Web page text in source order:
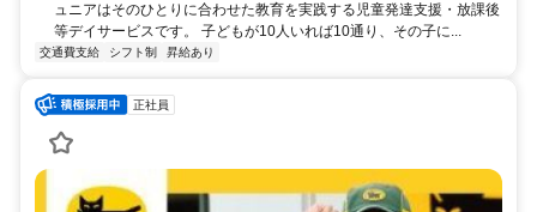
ュニアはそのひとりに合わせた教育を実践する児童発達支援・放課後
等デイサービスです。 子どもが10人いれば10通り、その子に...
交通費支給 シフト制 昇給あり
正社員